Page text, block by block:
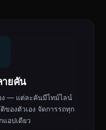
ายคัน
ง — แต่ละคันมีไทม์ไลน์
ของตัวเอง จัดการรถทุก
อปเดียว